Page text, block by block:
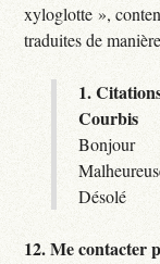
xyloglotte »,
traduites de
1.
Courbis
Bonjour
Désolé
12.Me contacter